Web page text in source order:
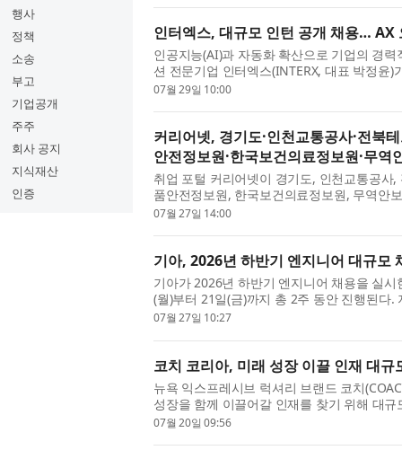
행사
정책
소송
부고
기업공개
주주
회사 공지
지식재산
인증
인터엑스, 대규모 인턴 공개 채용… AX
인공지능(AI)과 자동화 확산으로 기업의 경
션 전문기업 인터엑스(INTERX, 대표 박정윤
대규모 인턴 공개채용에 나선다. 인터엑스는
07월 29일 10:00
커리어넷, 경기도·인천교통공사·전북
안전정보원·한국보건의료정보원·무역
취업 포털 커리어넷이 경기도, 인천교통공
품안전정보원, 한국보건의료정보원, 무역안
2026년 하반기 공공기관 통합 채용을 진행
07월 27일 14:00
기아, 2026년 하반기 엔지니어 대규모
기아가 2026년 하반기 엔지니어 채용을 실
(월)부터 21일(금)까지 총 2주 동안 진행된다
성별 제한은 없으며, 채용에 대한 자세한 내
07월 27일 10:27
코치 코리아, 미래 성장 이끌 인재 대규
뉴욕 익스프레시브 럭셔리 브랜드 코치
성장을 함께 이끌어갈 인재를 찾기 위해 대
속적인 사업 확장과 한층 강화된 고객 경험
07월 20일 09:56